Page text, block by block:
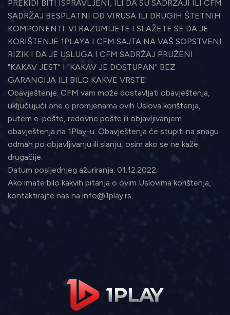
PREKIDI BITI ISPRAVLJENI, ILI DA SU SADRŽAJI ILI CFM
SADRŽAJ BESPLATNI OD VIRUSA ILI DRUGIH ŠTETNIH
KOMPONENTI. VI RAZUMIJETE I SLAŽETE SE DA JE
KORIŠTENJE 1PLAYA I CFM SAJTA NA VAŠ SOPSTVENI
RIZIK I DA JE USLUGA I CFM SADRŽAJ PRUŽENI
"KAKAV JEST" I "KAKAV JE DOSTUPAN" BEZ
GARANCIJA ILI BILO KAKVE VRSTE.
Obavještenje. CFM vam može dostavljati obavještenja,
uključujući one o promjenama ovih Uslova korištenja,
putem e-pošte, redovne pošte ili objavljivanjem
obavještenja na 1Play-u. Obavještenja će stupiti na snagu
odmah po objavljivanju ili slanju, osim ako se ne kaže
drugačije.
Datum posljednjeg ažuriranja: 01.12.2022.
Ako imate bilo kakvih pitanja o ovim Uslovima korištenja,
kontaktirajte nas na info@1play.rs.